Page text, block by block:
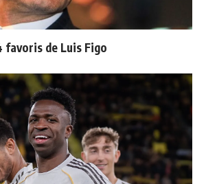
favoris de Luis Figo